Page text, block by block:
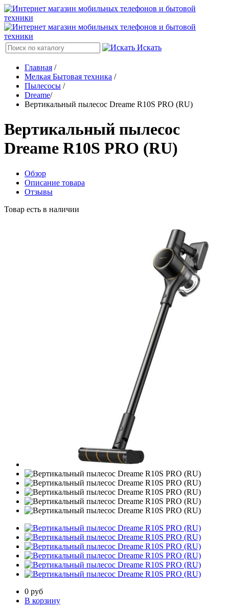
Искать
Главная /
Мелкая Бытовая техника /
Пылесосы /
Dreame/
Вертикальный пылесос Dreame R10S PRO (RU)
Вертикальный пылесос
Dreame R10S PRO (RU)
Обзор
Описание товара
Отзывы
Товар есть в наличии
0 руб
В корзину